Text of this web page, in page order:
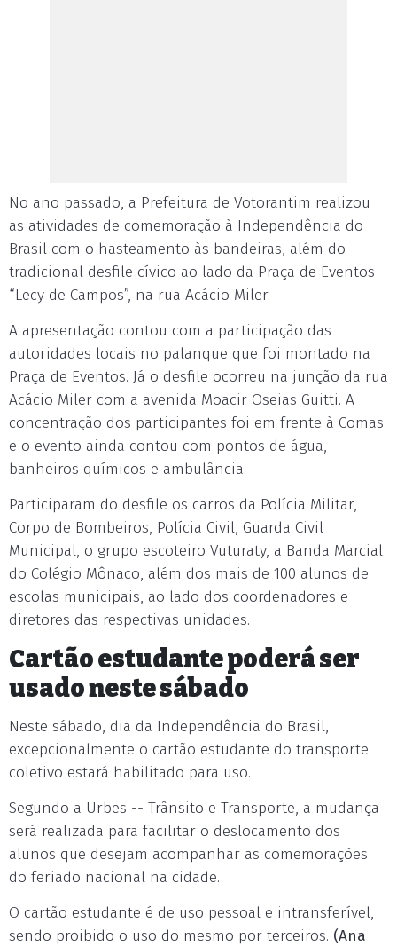
No ano passado, a Prefeitura de Votorantim realizou
as atividades de comemoração à Independência do
Brasil com o hasteamento às bandeiras, além do
tradicional desfile cívico ao lado da Praça de Eventos
“Lecy de Campos”, na rua Acácio Miler.
A apresentação contou com a participação das
autoridades locais no palanque que foi montado na
Praça de Eventos. Já o desfile ocorreu na junção da rua
Acácio Miler com a avenida Moacir Oseias Guitti. A
concentração dos participantes foi em frente à Comas
e o evento ainda contou com pontos de água,
banheiros químicos e ambulância.
Participaram do desfile os carros da Polícia Militar,
Corpo de Bombeiros, Polícia Civil, Guarda Civil
Municipal, o grupo escoteiro Vuturaty, a Banda Marcial
do Colégio Mônaco, além dos mais de 100 alunos de
escolas municipais, ao lado dos coordenadores e
diretores das respectivas unidades.
Cartão estudante poderá ser
usado neste sábado
Neste sábado, dia da Independência do Brasil,
excepcionalmente o cartão estudante do transporte
coletivo estará habilitado para uso.
Segundo a Urbes -- Trânsito e Transporte, a mudança
será realizada para facilitar o deslocamento dos
alunos que desejam acompanhar as comemorações
do feriado nacional na cidade.
O cartão estudante é de uso pessoal e intransferível,
sendo proibido o uso do mesmo por terceiros. (Ana